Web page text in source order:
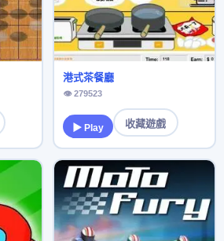
港式茶餐廳
👁 279523
▶ Play 收藏遊戲